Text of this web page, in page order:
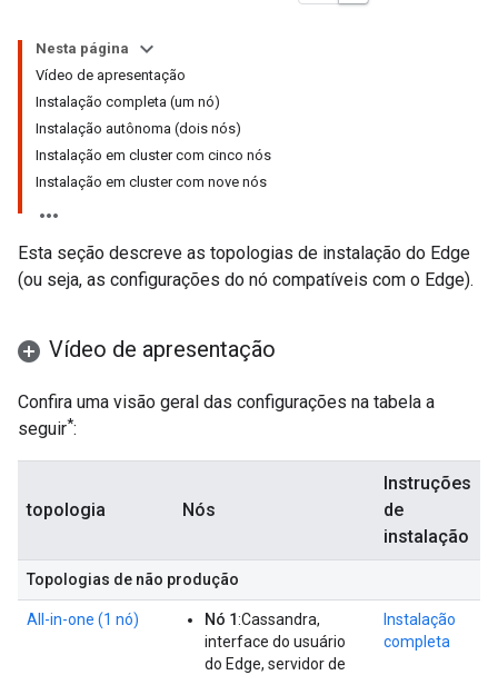
Nesta página
Vídeo de apresentação
Instalação completa (um nó)
Instalação autônoma (dois nós)
Instalação em cluster com cinco nós
Instalação em cluster com nove nós
Esta seção descreve as topologias de instalação do Edge
(ou seja, as configurações do nó compatíveis com o Edge).
Vídeo de apresentação
Confira uma visão geral das configurações na tabela a
seguir*:
topologia Nós
Instruções
de
instalação
Topologias de não produção
All-in-one (1 nó) Nó 1:Cassandra,
interface do usuário
do Edge, servidor de
Instalação
completa